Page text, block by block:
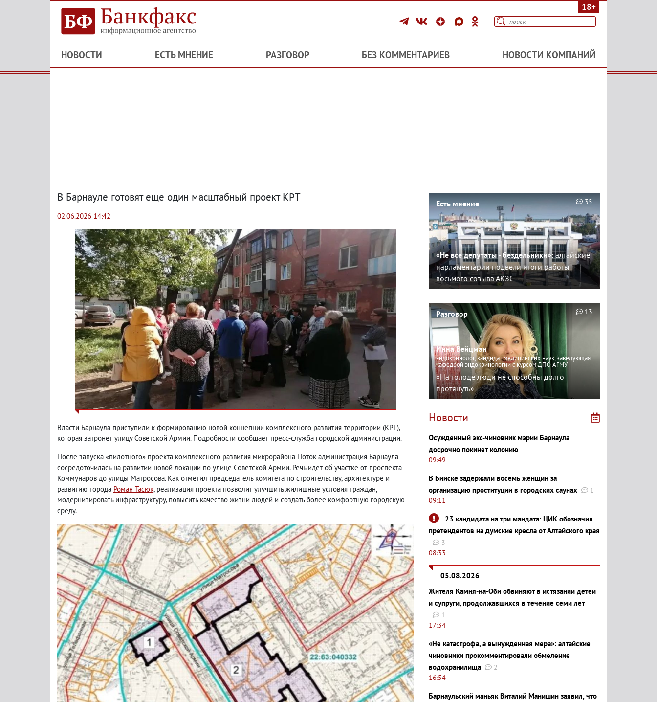
18+
НОВОСТИ ЕСТЬ МНЕНИЕ РАЗГОВОР БЕЗ КОММЕНТАРИЕВ НОВОСТИ КОМПАНИЙ
В Барнауле готовят еще один масштабный проект КРТ
02.06.2026 14:42
Власти Барнаула приступили к формированию новой концепции комплексного развития территории (КРТ),
которая затронет улицу Советской Армии. Подробности сообщает пресс-служба городской администрации.
После запуска «пилотного» проекта комплексного развития микрорайона Поток администрация Барнаула
сосредоточилась на развитии новой локации по улице Советской Армии. Речь идет об участке от проспекта
Коммунаров до улицы Матросова. Как отметил председатель комитета по строительству, архитектуре и
развитию города Роман Тасюк, реализация проекта позволит улучшить жилищные условия граждан,
модернизировать инфраструктуру, повысить качество жизни людей и создать более комфортную городскую
среду.
Есть мнение
«Не все депутаты - бездельники»:алтайские
парламентарии подвели итоги работы
восьмого созыва АКЗС
35
Разговор
Инна Вейцман
эндокринолог, кандидат медицинских наук, заведующая
кафедрой эндокринологии с курсом ДПО АГМУ
«На голоде люди не способны долго
протянуть»
13
Новости
Осужденный экс-чиновник мэрии Барнаула
досрочно покинет колонию
09:49
В Бийске задержали восемь женщин за
организацию проституции в городских саунах
1
09:11
23 кандидата на три мандата: ЦИК обозначил
претендентов на думские кресла от Алтайского края
3
08:33
05.08.2026
Жителя Камня-на-Оби обвиняют в истязании детей
и супруги, продолжавшихся в течение семи лет
1
17:34
«Не катастрофа, а вынужденная мера»: алтайские
чиновники прокомментировали обмеление
водохранилища
2
16:54
Барнаульский маньяк Виталий Манишин заявил, что